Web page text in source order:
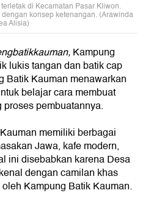
di Kecamatan Pasar Kliwon.
konsep ketenangan. (Arawinda
Alisia)
Kampung
lukis tangan dan batik cap
Batik Kauman menawarkan
belajar cara membuat
pembuatannya.
memiliki berbagai
Jawa, kafe modern,
ini disebabkan karena Desa
dengan camilan khas
Kampung Batik Kauman.